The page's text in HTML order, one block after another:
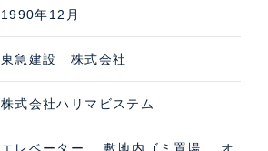
1990年12月
東急建設 株式会社
株式会社ハリマビステム